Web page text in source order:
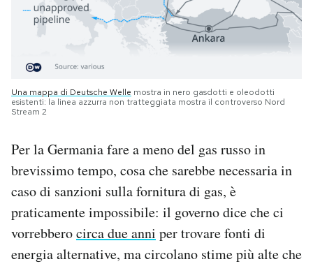
Una mappa di Deutsche Welle mostra in nero gasdotti e oleodotti
esistenti: la linea azzurra non tratteggiata mostra il controverso Nord
Stream 2
Per la Germania fare a meno del gas russo in
brevissimo tempo, cosa che sarebbe necessaria in
caso di sanzioni sulla fornitura di gas, è
praticamente impossibile: il governo dice che ci
vorrebberocirca due anni per trovare fonti di
energia alternative, ma circolano stime più alte che